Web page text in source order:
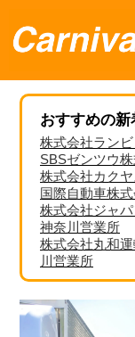
おすすめの新
株式会社ラン
SBSゼンツウ
株式会社カク
国際自動車株
株式会社ジャ
神奈川営業所
株式会社丸和
川営業所